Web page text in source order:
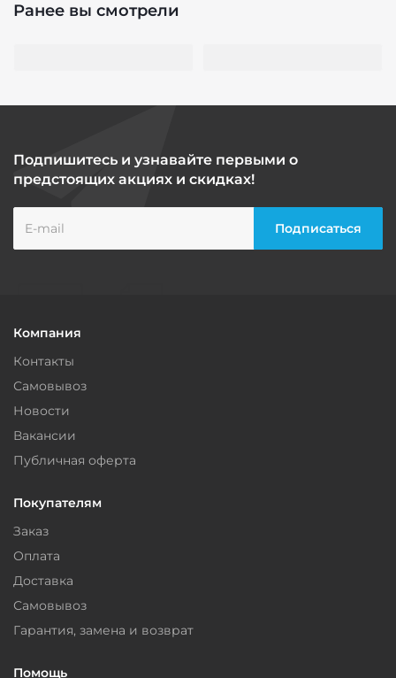
Ранее вы смотрели
Подпишитесь и узнавайте первыми о
предстоящих акциях и скидках!
Компания
Контакты
Самовывоз
Новости
Вакансии
Публичная оферта
Покупателям
Заказ
Оплата
Доставка
Самовывоз
Гарантия, замена и возврат
Помощь